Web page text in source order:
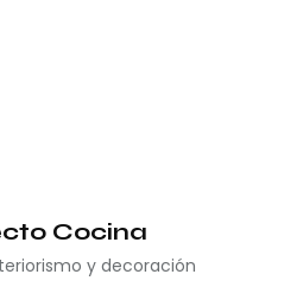
Cocina
y decoración